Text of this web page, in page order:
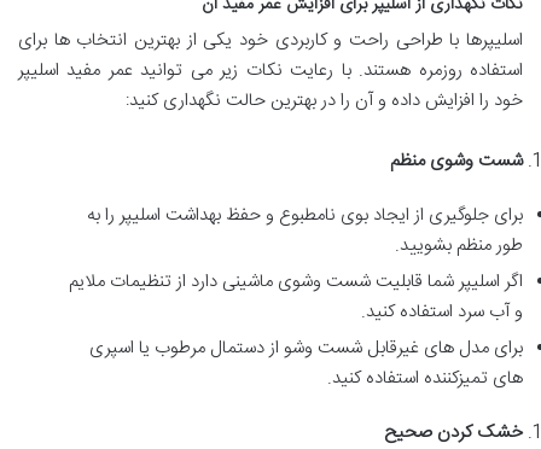
اسلیپرها با طراحی راحت و کاربردی خود یکی از بهترین انتخاب ها برای
استفاده روزمره هستند. با رعایت نکات زیر می توانید عمر مفید اسلیپر
خود را افزایش داده و آن را در بهترین حالت نگهداری کنید:
شست وشوی منظم
برای جلوگیری از ایجاد بوی نامطبوع و حفظ بهداشت اسلیپر را به
طور منظم بشویید.
اگر اسلیپر شما قابلیت شست وشوی ماشینی دارد از تنظیمات ملایم
و آب سرد استفاده کنید.
برای مدل های غیرقابل شست وشو از دستمال مرطوب یا اسپری
های تمیزکننده استفاده کنید.
خشک کردن صحیح